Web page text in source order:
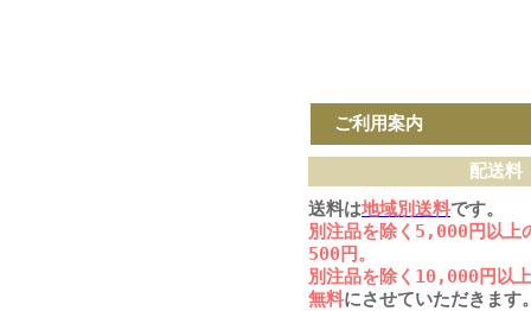
ご利用案内
配送料
送料は地域別送料です。
別注品を除く5,000円以上
500円。
別注品を除く10,000円以
無料にさせていただきます